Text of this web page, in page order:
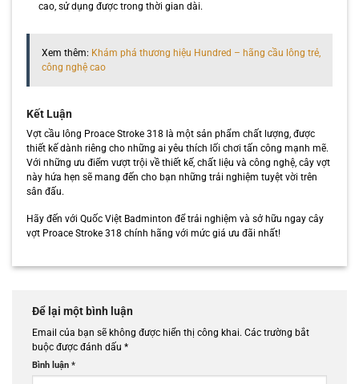
cao, sử dụng được trong thời gian dài.
Xem thêm: Khám phá thương hiệu Hundred – hãng cầu lông trẻ,
công nghệ cao
Kết Luận
Vợt cầu lông Proace Stroke 318 là một sản phẩm chất lượng, được
thiết kế dành riêng cho những ai yêu thích lối chơi tấn công mạnh mẽ.
Với những ưu điểm vượt trội về thiết kế, chất liệu và công nghệ, cây vợt
này hứa hẹn sẽ mang đến cho bạn những trải nghiệm tuyệt vời trên
sân đấu.
Hãy đến với Quốc Việt Badminton để trải nghiệm và sở hữu ngay cây
vợt Proace Stroke 318 chính hãng với mức giá ưu đãi nhất!
Để lại một bình luận
Email của bạn sẽ không được hiển thị công khai. Các trường bắt
buộc được đánh dấu *
Bình luận *